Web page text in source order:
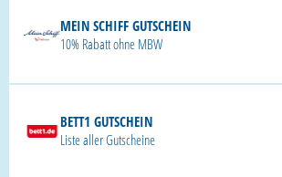
MEIN SCHIFF GUTSCHEIN
10% Rabatt ohne MBW
BETT1 GUTSCHEIN
Liste aller Gutscheine